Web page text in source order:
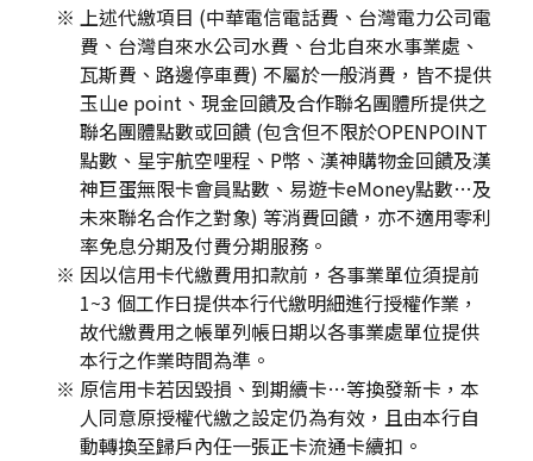
上述代繳項目 (中華電信電話費、台灣電力公司電
費、台灣自來水公司水費、台北自來水事業處、
瓦斯費、路邊停車費) 不屬於一般消費，皆不提供
玉山e point、現金回饋及合作聯名團體所提供之
聯名團體點數或回饋 (包含但不限於OPENPOINT
點數、星宇航空哩程、P幣、漢神購物金回饋及漢
神巨蛋無限卡會員點數、易遊卡eMoney點數…及
未來聯名合作之對象) 等消費回饋，亦不適用零利
率免息分期及付費分期服務。
因以信用卡代繳費用扣款前，各事業單位須提前
1~3 個工作日提供本行代繳明細進行授權作業，
故代繳費用之帳單列帳日期以各事業處單位提供
本行之作業時間為準。
原信用卡若因毀損、到期續卡…等換發新卡，本
人同意原授權代繳之設定仍為有效，且由本行自
動轉換至歸戶內任一張正卡流通卡續扣。